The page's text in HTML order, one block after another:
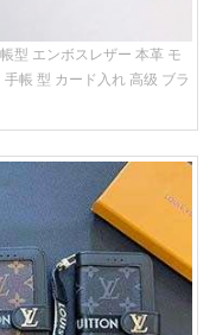
型 エンボスレザー 本革 モ
手帳 型 カード入れ 高级 ブラ
大人かわいい